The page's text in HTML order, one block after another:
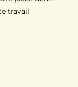
travail